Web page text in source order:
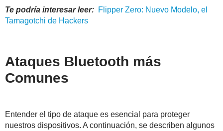
Te podría interesar leer: Flipper Zero: Nuevo Modelo, el
Tamagotchi de Hackers
Ataques Bluetooth más
Comunes
Entender el tipo de ataque es esencial para proteger
nuestros dispositivos. A continuación, se describen algunos